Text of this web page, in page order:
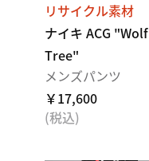
リサイクル素材
ナイキ ACG "Wolf
Tree"
メンズパンツ
￥17,600
(税込)